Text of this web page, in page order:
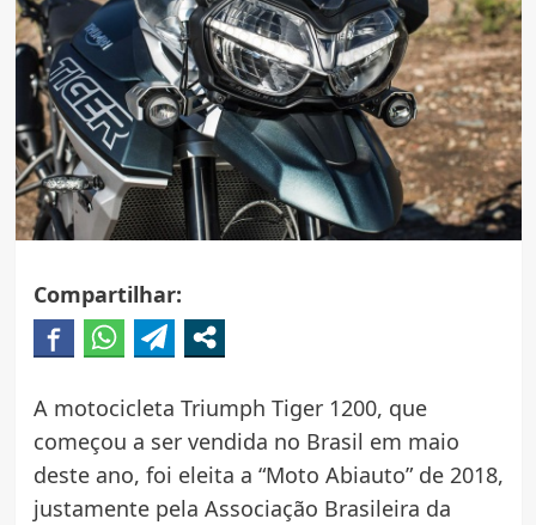
Compartilhar:
A motocicleta Triumph Tiger 1200, que
começou a ser vendida no Brasil em maio
deste ano, foi eleita a “Moto Abiauto” de 2018,
justamente pela Associação Brasileira da